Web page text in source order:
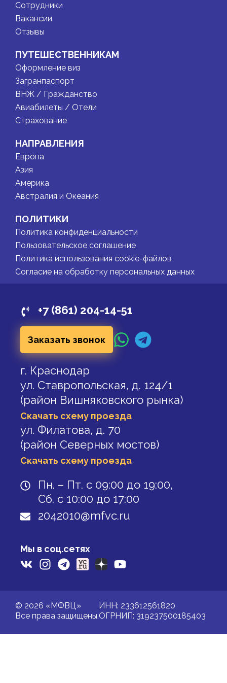
Сотрудники
Вакансии
Отзывы
ПУТЕШЕСТВЕННИКАМ
Оформление виз
Загранпаспорт
ВНЖ / Гражданство
Авиабилеты / Отели
Страхование
НАПРАВЛЕНИЯ
Европа
Азия
Америка
Австралия и Океания
ПОЛИТИКИ
Политика конфиденциальности
Пользовательское соглашение
Политика использования cookie-файлов
Согласие на обработку персональных данных
+7 (861) 204-14-51
Заказать звонок
г. Краснодар
ул. Ставропольская, д. 124/1
(район Вишняковского рынка)
Скачать схему проезда
ул. Филатова, д. 70
(район Северных мостов)
Скачать схему проезда
Пн. – Пт. с 09:00 до 19:00,
Сб. с 10:00 до 17:00
2042010@mfvc.ru
Мы в соц.сетях
© 2026 «МФВЦ»
Все права защищены.
ИНН: 233612561820
ОГРНИП: 319237500185403